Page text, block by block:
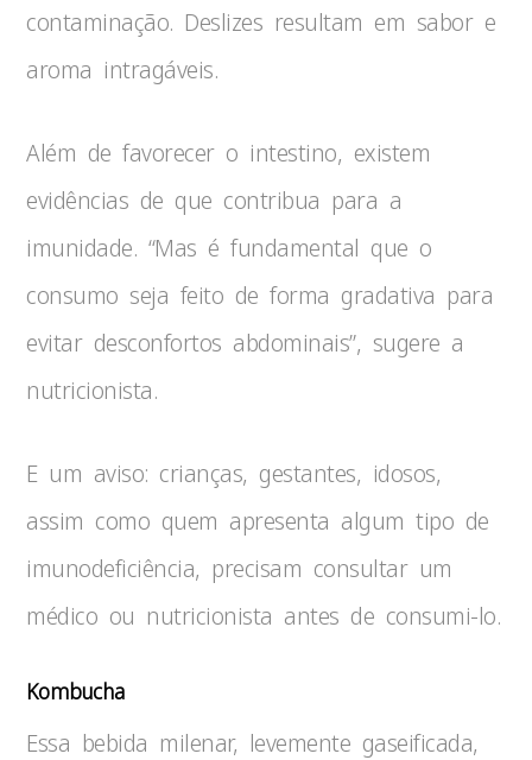
contaminação. Deslizes resultam em sabor e
aroma intragáveis.
Além de favorecer o intestino, existem
evidências de que contribua para a
imunidade. “Mas é fundamental que o
consumo seja feito de forma gradativa para
evitar desconfortos abdominais”, sugere a
nutricionista.
E um aviso: crianças, gestantes, idosos,
assim como quem apresenta algum tipo de
imunodeficiência, precisam consultar um
médico ou nutricionista antes de consumi-lo.
Kombucha
Essa bebida milenar, levemente gaseificada,